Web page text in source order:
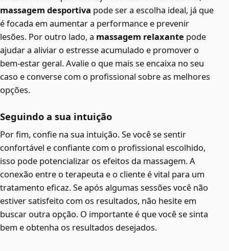
massagem desportiva pode ser a escolha ideal, já que
é focada em aumentar a performance e prevenir
lesões. Por outro lado, a massagem relaxante pode
ajudar a aliviar o estresse acumulado e promover o
bem-estar geral. Avalie o que mais se encaixa no seu
caso e converse com o profissional sobre as melhores
opções.
Seguindo a sua intuição
Por fim, confie na sua intuição. Se você se sentir
confortável e confiante com o profissional escolhido,
isso pode potencializar os efeitos da massagem. A
conexão entre o terapeuta e o cliente é vital para um
tratamento eficaz. Se após algumas sessões você não
estiver satisfeito com os resultados, não hesite em
buscar outra opção. O importante é que você se sinta
bem e obtenha os resultados desejados.